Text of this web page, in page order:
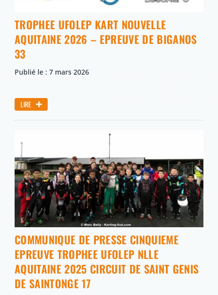
TROPHEE UFOLEP KART NOUVELLE
AQUITAINE 2026 – EPREUVE DE BIGANOS
33
Publié le : 7 mars 2026
LIRE
COMMUNIQUE DE PRESSE CINQUIEME
EPREUVE TROPHEE UFOLEP NLLE
AQUITAINE 2025 CIRCUIT DE SAINT GENIS
DE SAINTONGE 17